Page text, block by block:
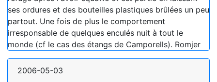
ses ordures et des bouteilles plastiques brûlées un peu
partout. Une fois de plus le comportement
irresponsable de quelques enculés nuit à tout le
monde (cf le cas des étangs de Camporells). Romjer
2006-05-03